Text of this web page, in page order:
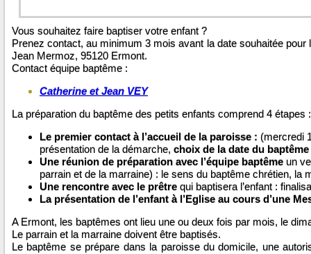
Vous souhaitez faire baptiser votre enfant ?
Prenez contact, au minimum 3 mois avant la date souhaitée
Jean Mermoz, 95120 Ermont.
Contact équipe baptême :
Catherine et Jean VEY
La préparation du baptême des petits enfants comprend 4 étapes :
Le premier contact à l’accueil de la paroisse : (mercredi
présentation de la démarche, choix de la date du baptême
Une réunion de préparation avec l’équipe baptême un
parrain et de la marraine) : le sens du baptême chrétien,
Une rencontre avec le prêtre qui baptisera l’enfant :
La présentation de l’enfant à l’Eglise au cours d’une
A Ermont, les baptêmes ont lieu une ou deux fois par mois, le
Le parrain et la marraine doivent être baptisés.
Le baptême se prépare dans la paroisse du domicile, une